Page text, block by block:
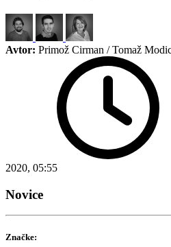
Avtor: Primož Cirman / Tomaž
2020, 05:55
Novice
Značke: